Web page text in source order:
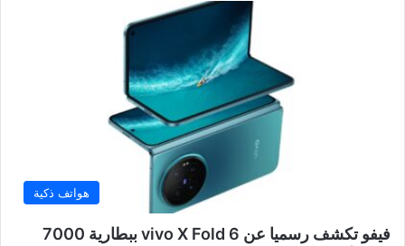
هواتف ذكية
فيفو تكشف رسميا عن vivo X Fold 6 ببطارية 7000